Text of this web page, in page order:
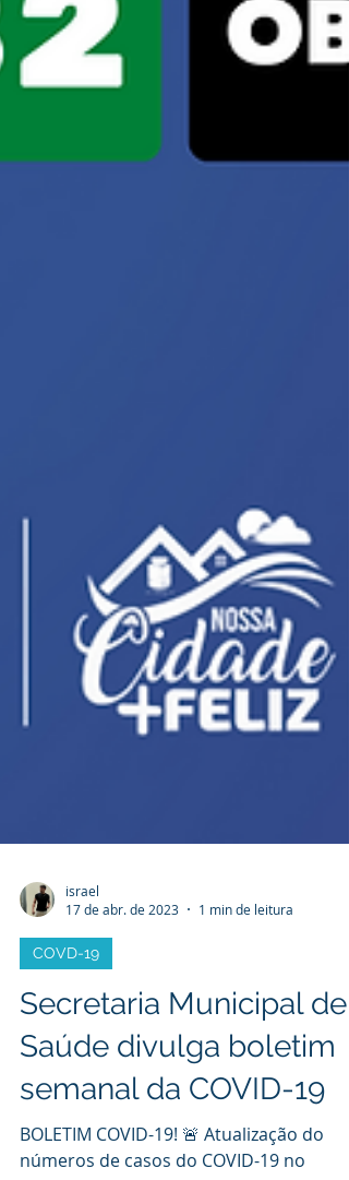
israel
17 de abr. de 2023
Secretaria Municipal de
Saúde divulga boletim
semanal da COVID-19
BOLETIM COVID-19! 🚨 Atualização do